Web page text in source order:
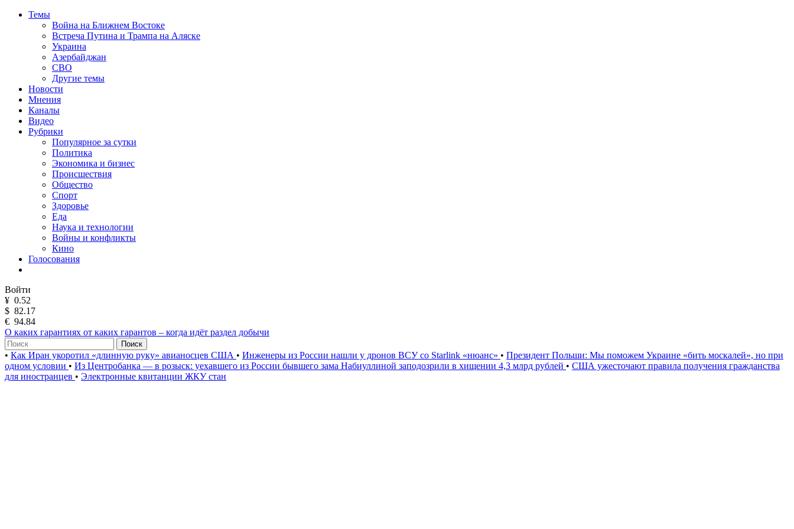
Темы
Война на Ближнем Востоке
Встреча Путина и Трампа на Аляске
Украина
Азербайджан
СВО
Другие темы
Новости
Мнения
Каналы
Видео
Рубрики
Популярное за сутки
Политика
Экономика и бизнес
Происшествия
Общество
Спорт
Здоровье
Еда
Наука и технологии
Войны и конфликты
Кино
Голосования
Войти
¥ 0.52
$ 82.17
€ 94.84
О каких гарантиях от каких гарантов – когда идёт раздел добычи
Поиск
• Как Иран укоротил «длинную руку» авианосцев США • Инженеры из России нашли у дронов ВСУ со Starlink «нюанс» • Президент Польши: Мы поможем Украине «бить москалей», но при
одном условии • Из Центробанка — в розыск: уехавшего из России бывшего зама Набиуллиной заподозрили в хищении 4,3 млрд рублей • США ужесточают правила получения гражданства
для иностранцев • Электронные квитанции ЖКУ стан